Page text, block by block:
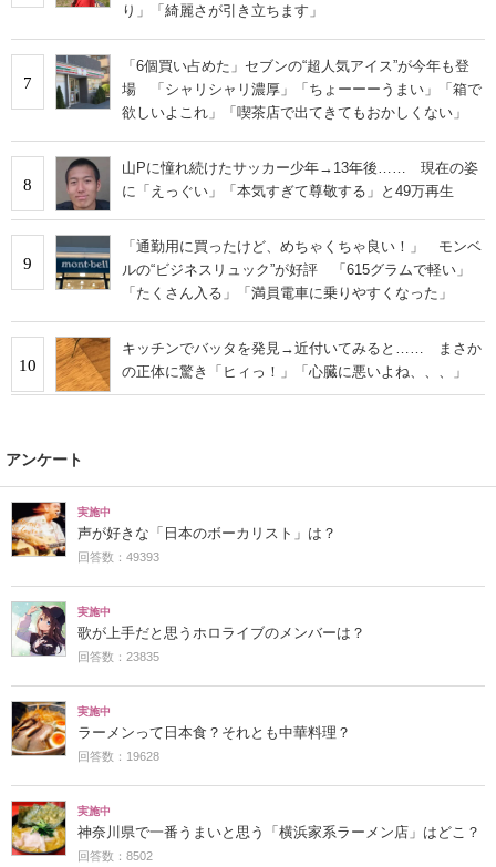
り」「綺麗さが引き立ちます」
7
「6個買い占めた」セブンの“超人気アイス”が今年も登
場 「シャリシャリ濃厚」「ちょーーーうまい」「箱で
欲しいよこれ」「喫茶店で出てきてもおかしくない」
8
山Pに憧れ続けたサッカー少年→13年後…… 現在の姿
に「えっぐい」「本気すぎて尊敬する」と49万再生
9
「通勤用に買ったけど、めちゃくちゃ良い！」 モンベ
ルの“ビジネスリュック”が好評 「615グラムで軽い」
「たくさん入る」「満員電車に乗りやすくなった」
10
キッチンでバッタを発見→近付いてみると…… まさか
の正体に驚き「ヒィっ！」「心臓に悪いよね、、、」
アンケート
実施中
声が好きな「日本のボーカリスト」は？
回答数：49393
実施中
歌が上手だと思うホロライブのメンバーは？
回答数：23835
実施中
ラーメンって日本食？それとも中華料理？
回答数：19628
実施中
神奈川県で一番うまいと思う「横浜家系ラーメン店」はどこ？
回答数：8502